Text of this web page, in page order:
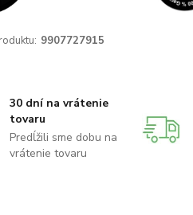
9907727915
30 dní na vrátenie
tovaru
Predĺžili sme dobu na
vrátenie tovaru